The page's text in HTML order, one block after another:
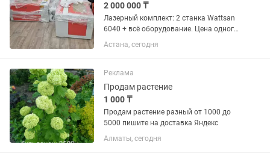
2 000 000 ₸
Лазерный комплект: 2 станка Wattsan
6040 + всё оборудование. Цена одного
нового. Продаётся готовый «под ключ»
— полный комплект лазерного
Что входит: • Лазерный...
Астана, сегодня
Реклама
Продам растение
1 000 ₸
Продам растение разный от 1000 до
5000 пишите на доставка Яндекс
Алматы, сегодня